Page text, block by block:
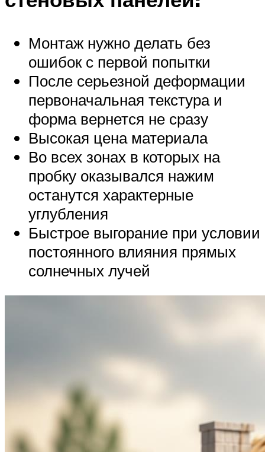
Монтаж нужно делать без
ошибок с первой попытки
После серьезной деформации
первоначальная текстура и
форма вернется не сразу
Высокая цена материала
Во всех зонах в которых на
пробку оказывался нажим
останутся характерные
углубления
Быстрое выгорание при условии
постоянного влияния прямых
солнечных лучей